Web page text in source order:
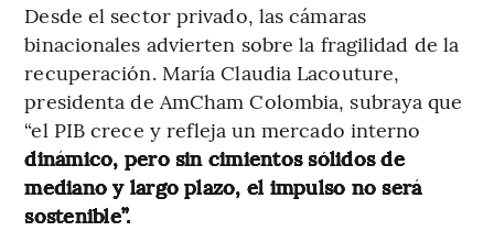
Desde el sector privado, las cámaras
binacionales advierten sobre la fragilidad de la
recuperación. María Claudia Lacouture,
presidenta de AmCham Colombia, subraya que
“el PIB crece y refleja un mercado interno
dinámico, pero sin cimientos sólidos de
mediano y largo plazo, el impulso no será
sostenible”.